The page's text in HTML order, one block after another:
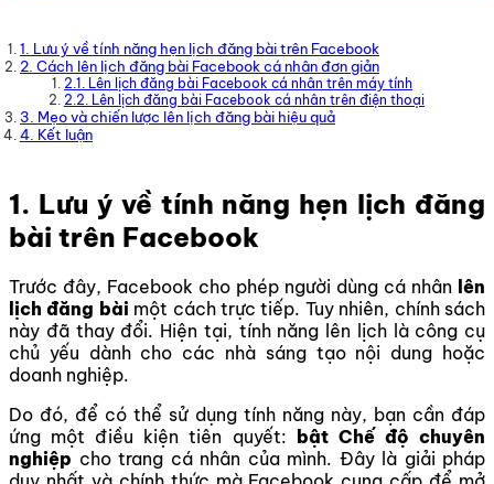
1. Lưu ý về tính năng hẹn lịch đăng bài trên Facebook
2. Cách lên lịch đăng bài Facebook cá nhân đơn giản
2.1. Lên lịch đăng bài Facebook cá nhân trên máy tính
2.2. Lên lịch đăng bài Facebook cá nhân trên điện thoại
3. Mẹo và chiến lược lên lịch đăng bài hiệu quả
4. Kết luận
1. Lưu ý về tính năng hẹn lịch đăng
bài trên Facebook
Trước đây, Facebook cho phép người dùng cá nhân lên
lịch đăng bài một cách trực tiếp. Tuy nhiên, chính sách
này đã thay đổi. Hiện tại, tính năng lên lịch là công cụ
chủ yếu dành cho các nhà sáng tạo nội dung hoặc
doanh nghiệp.
Do đó, để có thể sử dụng tính năng này, bạn cần đáp
ứng một điều kiện tiên quyết: bật Chế độ chuyên
nghiệp cho trang cá nhân của mình. Đây là giải pháp